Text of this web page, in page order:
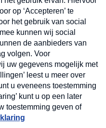
op onze
dinsdagochtend in uw